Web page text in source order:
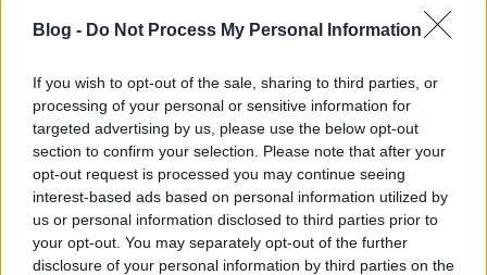
Blog - Do Not Process My Personal Information
If you wish to opt-out of the sale, sharing to third parties, or
processing of your personal or sensitive information for
targeted advertising by us, please use the below opt-out
section to confirm your selection. Please note that after your
opt-out request is processed you may continue seeing
interest-based ads based on personal information utilized by
us or personal information disclosed to third parties prior to
your opt-out. You may separately opt-out of the further
disclosure of your personal information by third parties on the
119
történészek” – tartja a mondás. És ha másításról,
vagy hamisításról túlzás is lenne beszélni, szép
példáját látjuk annak, mennyire különféleképpen
lehet prezentálni, egy hetven évvel ezelőtti, a…
Medvegyev laza
Nyeznajka 2009. augusztus 16.